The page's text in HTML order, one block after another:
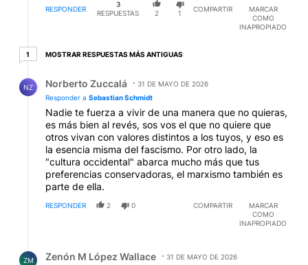
vandalismo que vayan presos y para el resto, para las
gigantescas "banlieu" (los asentamientos monoblocks
acreedores y mas plata para un desarrollo inclusivo. Y
vos como a los predicadores integristas
fundamentalistas les aviso algo: va a ver hibradación,
mezcla. Francia ya no será 100% francesa y los
fundamentalistas no podrán poner sus leyes en
territorio frances por ser parte de Occidente. C'est la
vie...
RESPONDER
3
RESPUESTAS
2 1
COMPARTIR
MARCAR
COMO
INAPROPIADO
11 respuesta más antiguas
MOSTRAR RESPUESTAS MÁS ANTIGUAS
NZ Norberto Zuccalá
31 DE MAYO DE 2026
Responder a Sebastian Schmidt
Nadie te fuerza a vivir de una manera que no quieras,
es más bien al revés, sos vos el que no quiere que
otros vivan con valores distintos a los tuyos, y eso es
la esencia misma del fascismo. Por otro lado, la
"cultura occidental" abarca mucho más que tus
preferencias conservadoras, el marxismo también es
parte de ella.
RESPONDER 2 0 COMPARTIR
MARCAR
COMO
INAPROPIADO
ZM Zenón M López Wallace
31 DE MAYO DE 2026